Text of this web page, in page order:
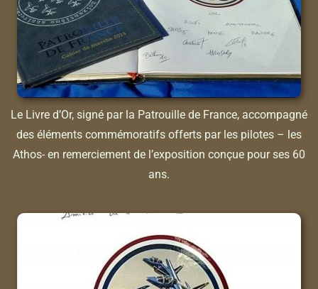
Le Livre d’Or, signé par la Patrouille de France, accompagné
des éléments commémoratifs offerts par les pilotes – les
Athos- en remerciement de l’exposition conçue pour ses 60
ans.